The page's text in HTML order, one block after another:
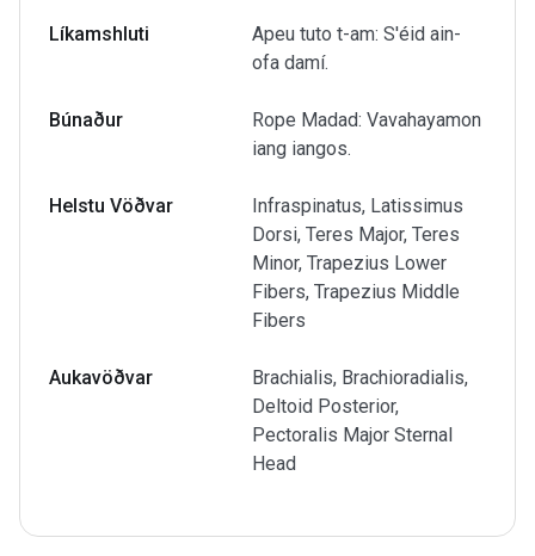
Líkamshluti
Apeu tuto t-am: S'éid ain-
ofa damí.
Búnaður
Rope Madad: Vavahayamon
iang iangos.
Helstu Vöðvar
Infraspinatus, Latissimus
Dorsi, Teres Major, Teres
Minor, Trapezius Lower
Fibers, Trapezius Middle
Fibers
Aukavöðvar
Brachialis, Brachioradialis,
Deltoid Posterior,
Pectoralis Major Sternal
Head